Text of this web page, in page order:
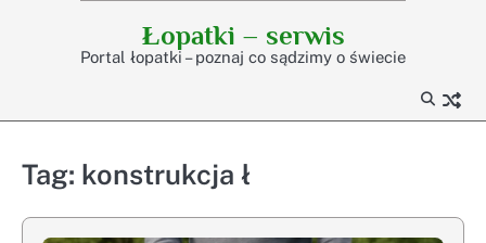
Łopatki – serwis
Portal łopatki – poznaj co sądzimy o świecie
Tag: konstrukcja ł